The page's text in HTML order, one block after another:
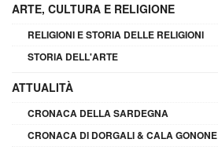
ARTE, CULTURA E RELIGIONE
RELIGIONI E STORIA DELLE RELIGIONI
STORIA DELL'ARTE
ATTUALITÀ
CRONACA DELLA SARDEGNA
CRONACA DI DORGALI & CALA GONONE